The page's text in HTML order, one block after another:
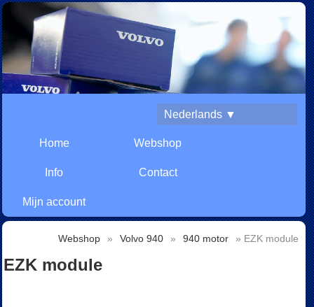
Nederlands ▼
Home Webshop
Info Contact
Mijn account
Webshop » Volvo 940 » 940 motor » EZK module
EZK module